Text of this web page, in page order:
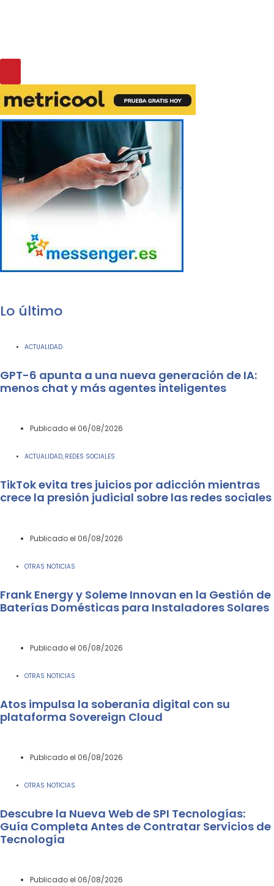
Lo último
ACTUALIDAD
GPT-6 apunta a una nueva generación de IA:
menos chat y más agentes inteligentes
Publicado el 06/08/2026
ACTUALIDAD, REDES SOCIALES
TikTok evita tres juicios por adicción mientras
crece la presión judicial sobre las redes sociales
Publicado el 06/08/2026
OTRAS NOTICIAS
Frank Energy y Soleme Innovan en la Gestión de
Baterías Domésticas para Instaladores Solares
Publicado el 06/08/2026
OTRAS NOTICIAS
Atos impulsa la soberanía digital con su
plataforma Sovereign Cloud
Publicado el 06/08/2026
OTRAS NOTICIAS
Descubre la Nueva Web de SPI Tecnologías:
Guía Completa Antes de Contratar Servicios de
Tecnología
Publicado el 06/08/2026